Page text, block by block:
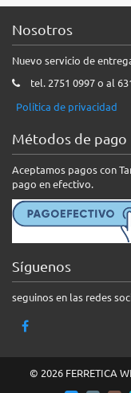
Nosotros
Nuevo servicio de
tel. 2751 0997 o al
Política de privacidad
Métodos de pago
Aceptamos pagos con
pago en efectivo.
Síguenos
seguinos en las redes
© 2026 FERRETICA